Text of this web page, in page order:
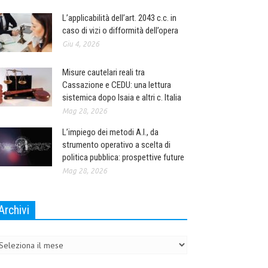
L’applicabilità dell’art. 2043 c.c. in
caso di vizi o difformità dell’opera
Giu 4, 2026
Misure cautelari reali tra
Cassazione e CEDU: una lettura
sistemica dopo Isaia e altri c. Italia
Mag 28, 2026
L’impiego dei metodi A.I., da
strumento operativo a scelta di
politica pubblica: prospettive future
Mag 28, 2026